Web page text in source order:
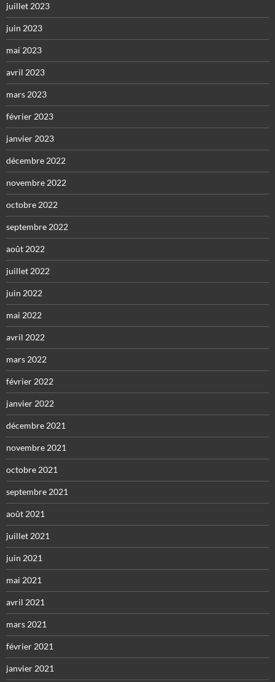
juillet 2023
juin 2023
mai 2023
avril 2023
mars 2023
février 2023
janvier 2023
décembre 2022
novembre 2022
octobre 2022
septembre 2022
août 2022
juillet 2022
juin 2022
mai 2022
avril 2022
mars 2022
février 2022
janvier 2022
décembre 2021
novembre 2021
octobre 2021
septembre 2021
août 2021
juillet 2021
juin 2021
mai 2021
avril 2021
mars 2021
février 2021
janvier 2021